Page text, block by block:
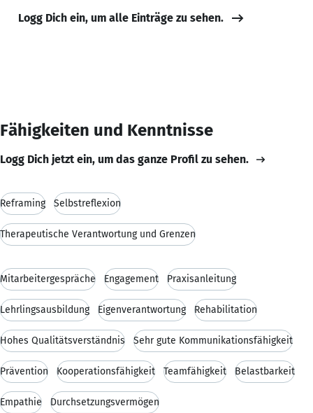
Logg Dich ein, um alle Einträge zu sehen.
Fähigkeiten und Kenntnisse
Logg Dich jetzt ein, um das ganze Profil zu sehen.
Reframing Selbstreflexion
Therapeutische Verantwortung und Grenzen
Mitarbeitergespräche Engagement Praxisanleitung
Lehrlingsausbildung Eigenverantwortung Rehabilitation
Hohes Qualitätsverständnis Sehr gute Kommunikationsfähigkeit
Prävention Kooperationsfähigkeit Teamfähigkeit Belastbarkeit
Empathie Durchsetzungsvermögen